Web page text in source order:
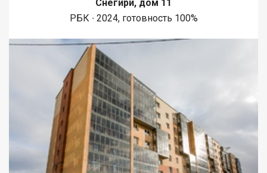
1450 метров вдоль реки Енисей и 500 метров вдоль реки
Базаиха с организованными спусками к воде и остановкой
Сеть пешеходных и велосипедно-роликовых дорожек по
всему району. В целях безопасности велосипедно-роликовая
дорожка от пешеходной изолирована бордюром высотой 10
Снегири, дом 11
РБК ∙ 2024, готовность 100%